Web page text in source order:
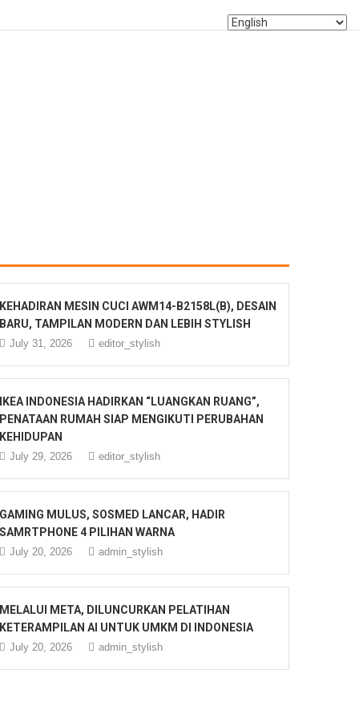
MESIN CUCI AWM14-B2158L(B), DESAIN
TAMPILAN MODERN DAN LEBIH STYLISH
July 31, 2026 editor_stylish
INDONESIA HADIRKAN “LUANGKAN RUANG”,
RUMAH SIAP MENGIKUTI PERUBAHAN
July 29, 2026 editor_stylish
MULUS, SOSMED LANCAR, HADIR
4 PILIHAN WARNA
July 20, 2026 admin_stylish
META, DILUNCURKAN PELATIHAN
AI UNTUK UMKM DI INDONESIA
July 20, 2026 admin_stylish